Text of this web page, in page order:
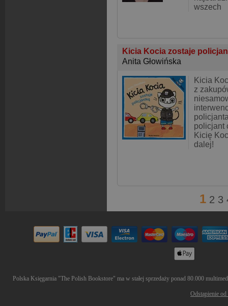
wszech
Kicia Kocia zostaje
Anita Głowińska
Kicia
z
policjant
Kicię
dalej!
1 2 3
Polska Księgarnia "The Polish Bookstore" ma w stałej sprzedaży ponad 80.000
Odstąpienie